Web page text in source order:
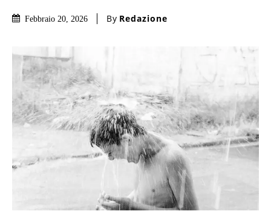
Febbraio 20, 2026 By Redazione